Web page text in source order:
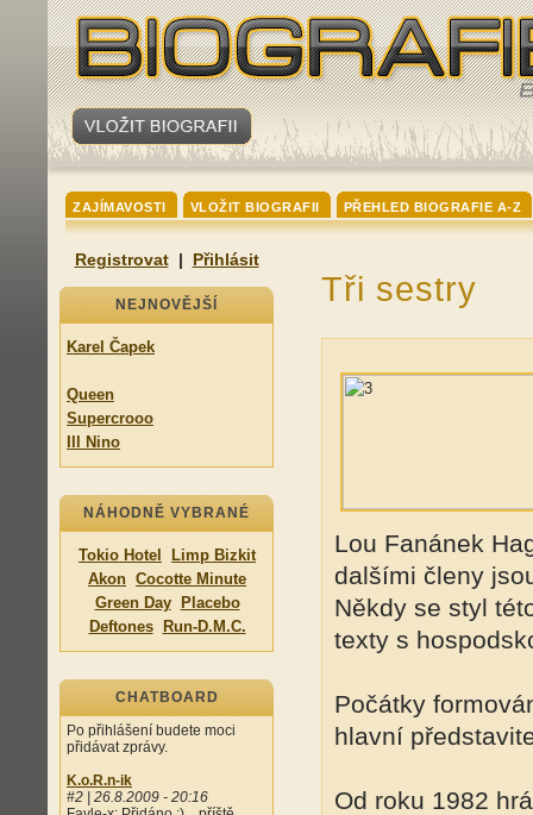
ZAJÍMAVOSTI VLOŽIT BIOGRAFII PŘEHLED BIOGRAFIE A-Z
Registrovat| Přihlásit
NEJNOVĚJŠÍ
Karel Čapek
Queen
Supercrooo
Ill Nino
NÁHODNĚ VYBRANÉ
Tokio Hotel
Limp Bizkit
Akon Cocotte Minute
Green Day
Placebo
Deftones
Run-D.M.C.
CHATBOARD
Po přihlášení budete moci
přidávat zprávy.
K.o.R.n-ik
#2 | 26.8.2009 - 20:16
Tři sestry
Lou Fanánek
dalšími členy
Někdy se styl
texty s
Počátky
hlavní
Od roku 1982